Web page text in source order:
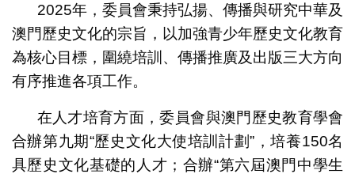
2025年，委員會秉持弘揚、傳播與研究中華及
澳門歷史文化的宗旨，以加強青少年歷史文化教育
為核心目標，圍繞培訓、傳播推廣及出版三大方向
有序推進各項工作。
在人才培育方面，委員會與澳門歷史教育學會
合辦第九期“歷史文化大使培訓計劃”，培養150名
具歷史文化基礎的人才；合辦“第六屆澳門中學生